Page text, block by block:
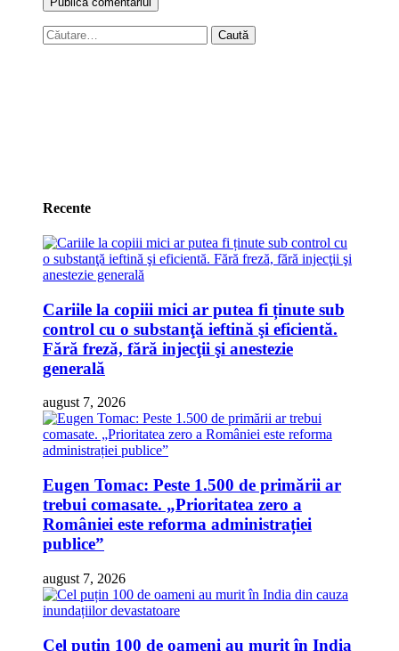
Caută
după:
Recente
Cariile la copiii mici ar putea fi ținute sub
control cu o substanţă ieftină şi eficientă.
Fără freză, fără injecţii şi anestezie
generală
august 7, 2026
Eugen Tomac: Peste 1.500 de primării ar
trebui comasate. „Prioritatea zero a
României este reforma administrației
publice”
august 7, 2026
Cel puțin 100 de oameni au murit în India